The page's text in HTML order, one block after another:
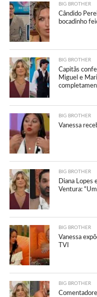
BIG BROTHER
Cândido
bocadinho
BIG BROTHER
Capitãs
Miguel e
BIG BROTHER
Vanessa
BIG BROTHER
Diana Lopes
Ventura:
BIG BROTHER
Vanessa
TVI
BIG BROTHER